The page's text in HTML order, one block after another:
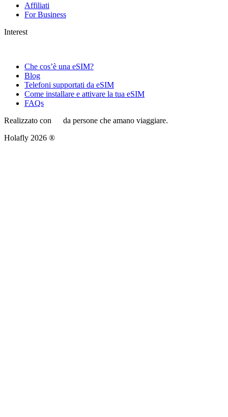
Affiliati
For Business
Interest
Che cos’è una eSIM?
Blog
Telefoni supportati da eSIM
Come installare e attivare la tua eSIM
FAQs
Realizzato con
da persone che amano viaggiare.
Holafly 2026 ®